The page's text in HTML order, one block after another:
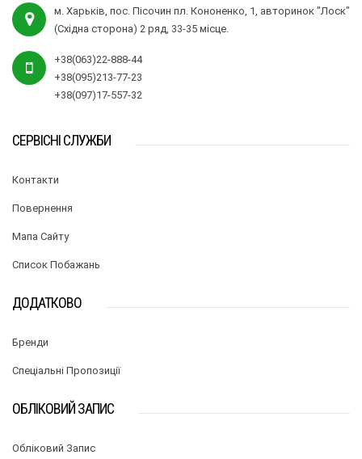
м. Харьків, пос. Пісочин пл. Кононенко, 1, авторинок "Лоск"
(Східна сторона) 2 ряд, 33-35 місце.
+38(063)22-888-44
+38(095)213-77-23
+38(097)17-557-32
СЕРВІСНІ СЛУЖБИ
Контакти
Повернення
Мапа Сайту
Список Побажань
ДОДАТКОВО
Бренди
Спеціальні Пропозиції
ОБЛІКОВИЙ ЗАПИС
Обліковий Запис